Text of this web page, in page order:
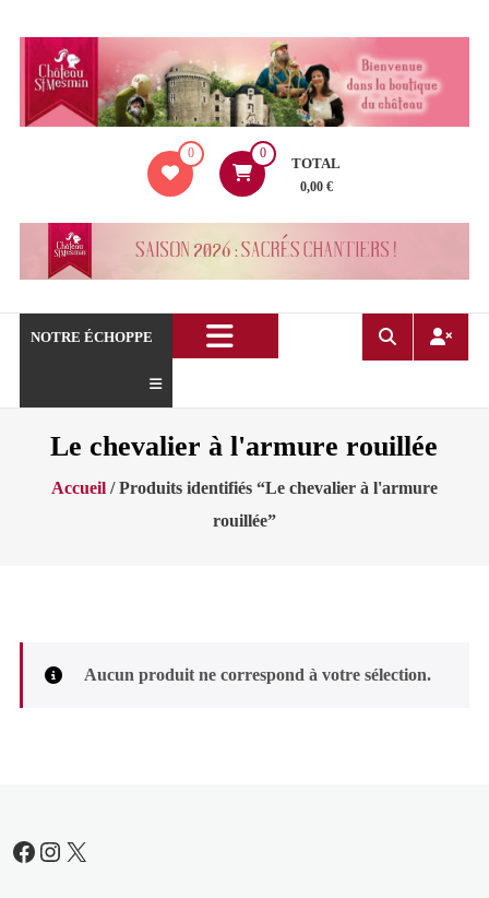
contenu
de
Mesmin
0 0
TOTAL
0,00 €
NOTRE ÉCHOPPE
Le chevalier à l'armure rouillée
Accueil/ Produits identifiés “Le chevalier à l'armure
rouillée”
Aucun produit ne correspond à votre sélection.
Facebook
Instagram
X